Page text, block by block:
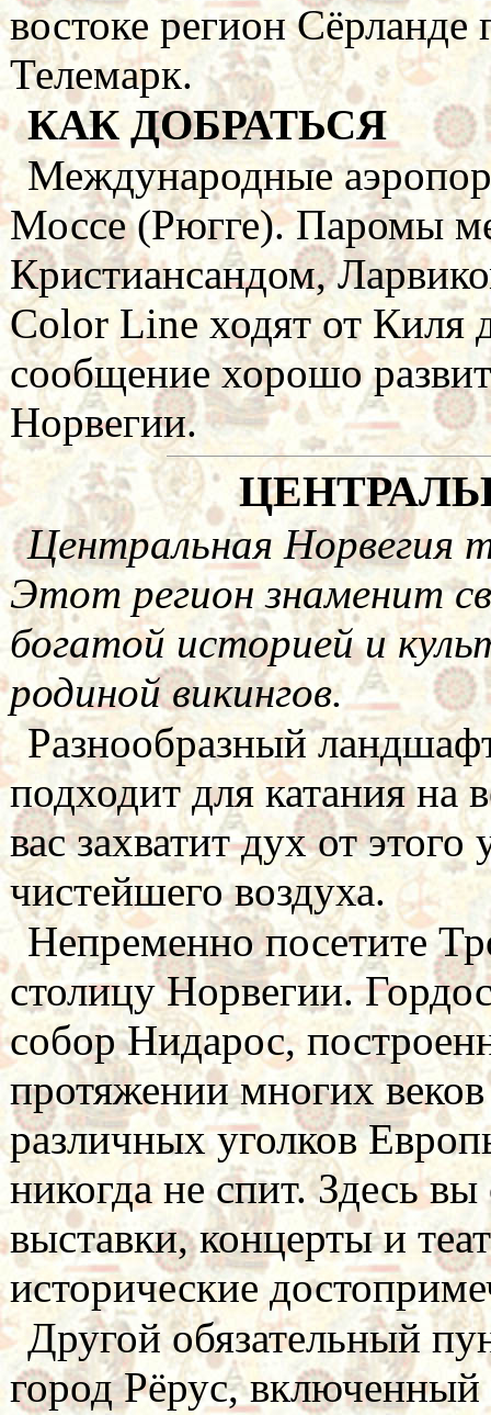
востоке регион Сёрланде
Телемарк.
КАК ДОБРАТЬСЯ
Международные
Моссе (Рюгге). Паромы
Кристиансандом,
Color Line ходят от Киля
сообщение хорошо
Норвегии.
Центральная Норвегия
Этот регион знаменит
богатой историей и
родиной викингов.
Разнообразный
подходит для катания на
вас захватит дух от
чистейшего воздуха.
Непременно посетите
столицу Норвегии.
собор Нидарос,
протяжении многих
различных уголков
никогда не спит. Здесь
выставки, концерты и
исторические
Другой обязательный
город Рёрус,